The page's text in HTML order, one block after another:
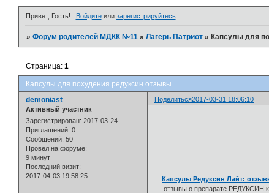
Привет, Гость! Войдитеили зарегистрируйтесь.
»Форум родителей МДКК №11 »Лагерь Патриот »Капсулы для
Капсулы для похудения редуксин отзывы
Страница:1
Поделиться2017-03-31 18:06:10
demoniast
Активный участник
Зарегистрирован: 2017-03-24
Приглашений: 0
Сообщений: 50
Провел на форуме:
9 минут
Последний визит:
2017-04-03 19:58:25
Капсулы Редуксин Лайт:
отзывы о препарате РЕДУКСИН